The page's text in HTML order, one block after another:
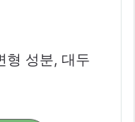
형 성분, 대두